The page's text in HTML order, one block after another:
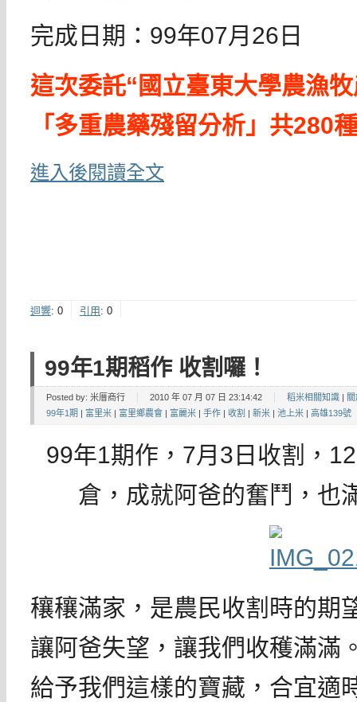
完成日期：99年07月26日
這次委託“國立臺東大學農漁
「多重農藥殘留分析」共280
進入後閱讀全文
迴響: 0 引用 : 0
99年1期稻作 收割囉！
Posted by: 米厝商行 2010 年 07 月 07 日 23:14:42 稻米相關知識
99年1期 | 富里米 | 富里鄉農會 | 富麗米 | 手作 | 收割 | 新米 | 池上米 | 高雄139號
99年1期作，7月3日收割，
倉，成就阿爸的奮鬥，也
穰穰滿家，是農民收割時的期
讓阿爸失望，讓我們收穫滿滿
給予我們這樣的寶藏，合宜適